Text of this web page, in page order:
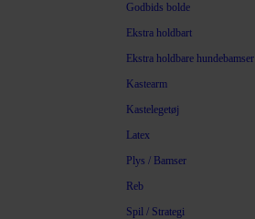
Godbids bolde
Ekstra holdbart
Ekstra holdbare hundebamser
Kastearm
Kastelegetøj
Latex
Plys / Bamser
Reb
Spil / Strategi